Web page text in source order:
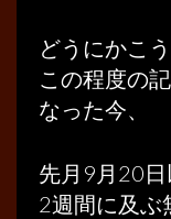
どうにかこ
この程度の
なった今、
先月9月20
2週間に及ぶ